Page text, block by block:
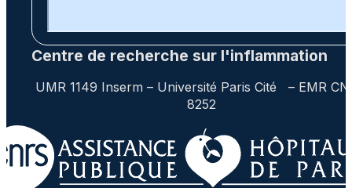
Centre de recherche sur l'inflammation
UMR 1149 Inserm – Université Paris Cité – EMR
8252